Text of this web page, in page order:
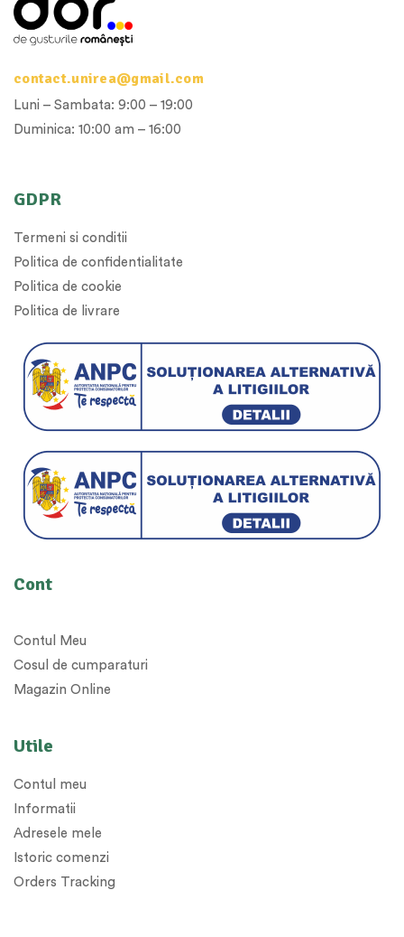
GDPR
Termeni si conditii
Politica de confidentialitate
Politica de cookie
Politica de livrare
Cont
Contul Meu
Cosul de cumparaturi
Magazin Online
Utile
Contul meu
Informatii
Adresele mele
Istoric comenzi
Orders Tracking
contact.unirea@gmail.com
Luni – Sambata: 9:00 – 19:00
Duminica: 10:00 am – 16:00